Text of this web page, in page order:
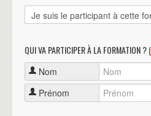
QUI VA PARTICIPER À LA FORMATION ?
Nom
Prénom